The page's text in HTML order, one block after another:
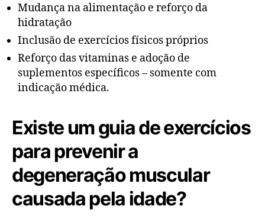
Mudança na alimentação e reforço da
hidratação
Inclusão de exercícios físicos próprios
Reforço das vitaminas e adoção de
suplementos específicos – somente com
indicação médica.
Existe um guia de exercícios
para prevenir a
degeneração muscular
causada pela idade?